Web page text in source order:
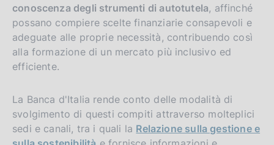
conoscenza degli strumenti di autotutela, affinché
possano compiere scelte finanziarie consapevoli e
adeguate alle proprie necessità, contribuendo così
alla formazione di un mercato più inclusivo ed
efficiente.
La Banca d'Italia rende conto delle modalità di
svolgimento di questi compiti attraverso molteplici
sedi e canali, tra i quali la Relazione sulla gestione e